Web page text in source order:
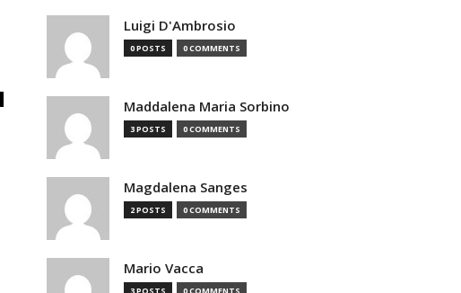
Luigi D'Ambrosio
0 POSTS 0 COMMENTS
Maddalena Maria Sorbino
3 POSTS 0 COMMENTS
Magdalena Sanges
2 POSTS 0 COMMENTS
Mario Vacca